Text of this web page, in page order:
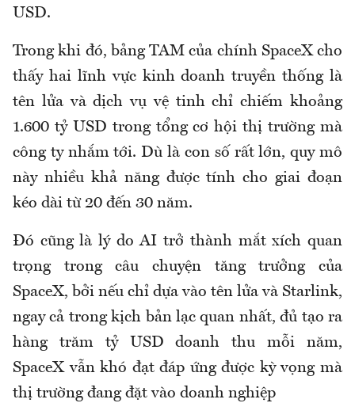
USD.
Trong khi đó, bảng TAM của chính SpaceX cho
thấy hai lĩnh vực kinh doanh truyền thống là
tên lửa và dịch vụ vệ tinh chỉ chiếm khoảng
1.600 tỷ USD trong tổng cơ hội thị trường mà
công ty nhắm tới. Dù là con số rất lớn, quy mô
này nhiều khả năng được tính cho giai đoạn
kéo dài từ 20 đến 30 năm.
Đó cũng là lý do AI trở thành mắt xích quan
trọng trong câu chuyện tăng trưởng của
SpaceX, bởi nếu chỉ dựa vào tên lửa và Starlink,
ngay cả trong kịch bản lạc quan nhất, đủ tạo ra
hàng trăm tỷ USD doanh thu mỗi năm,
SpaceX vẫn khó đạt đáp ứng được kỳ vọng mà
thị trường đang đặt vào doanh nghiệp